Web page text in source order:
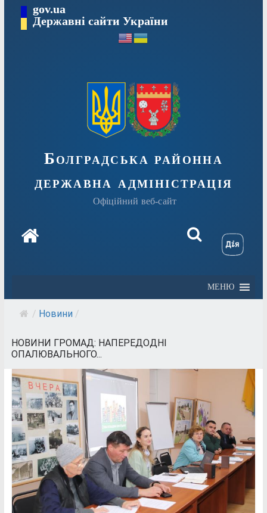
Перейтиgov.ua
Державні сайти України
Болградська районна
державна адміністрація
Офіційний веб-сайт
МЕНЮ
/ Новини /
НОВИНИ ГРОМАД: НАПЕРЕДОДНІ
ОПАЛЮВАЛЬНОГО...